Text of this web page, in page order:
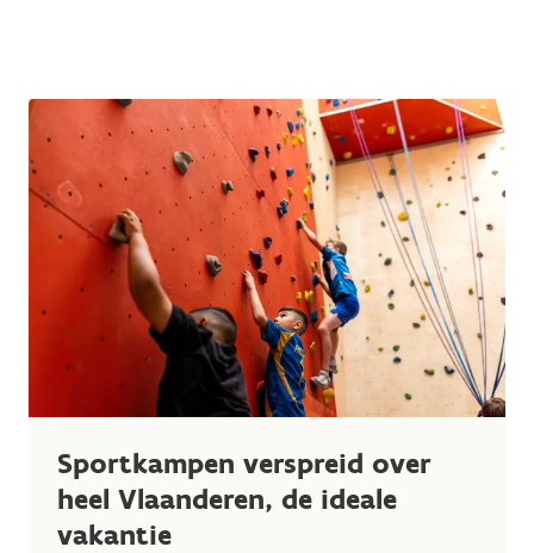
Sportkampen verspreid over
heel Vlaanderen, de ideale
vakantie